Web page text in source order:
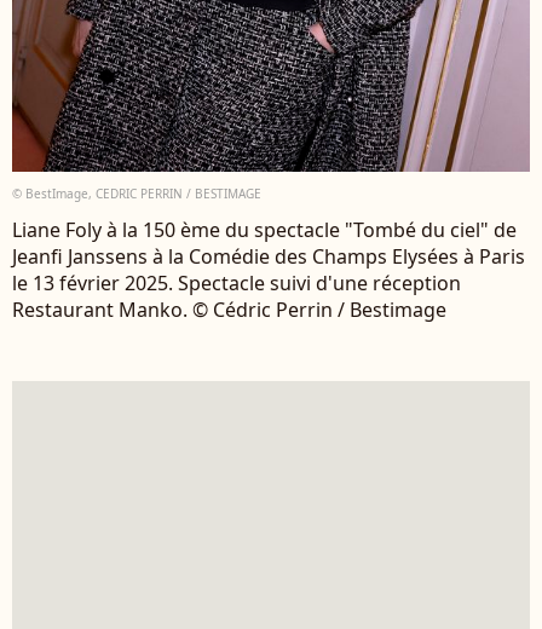
© BestImage, CEDRIC PERRIN / BESTIMAGE
Liane Foly à la 150 ème du spectacle "Tombé du ciel" de
Jeanfi Janssens à la Comédie des Champs Elysées à Paris
le 13 février 2025. Spectacle suivi d'une réception
Restaurant Manko. © Cédric Perrin / Bestimage